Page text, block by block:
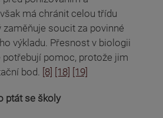
má chránit celou třídu
zaměňuje soucit za povinné
výkladu. Přesnost v biologii
potřebují pomoc, protože jim
bod. [8] [18] [19]
ptát se školy